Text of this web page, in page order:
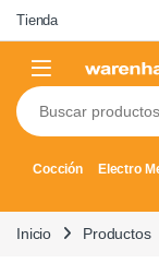
Tienda
Cocción Electro
Inicio Productos